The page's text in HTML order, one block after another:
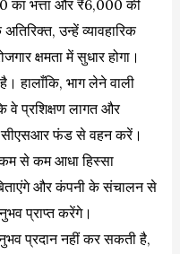
का भत्ता और ₹6,000 की
उन्हें व्यावहारिक
क्षमता में सुधार होगा।
हालाँकि, भाग लेने वाली
वे प्रशिक्षण लागत और
सीएसआर फंड से वहन करें।
कम से कम आधा हिस्सा
और कंपनी के संचालन से
प्राप्त करेंगे।
प्रदान नहीं कर सकती है,